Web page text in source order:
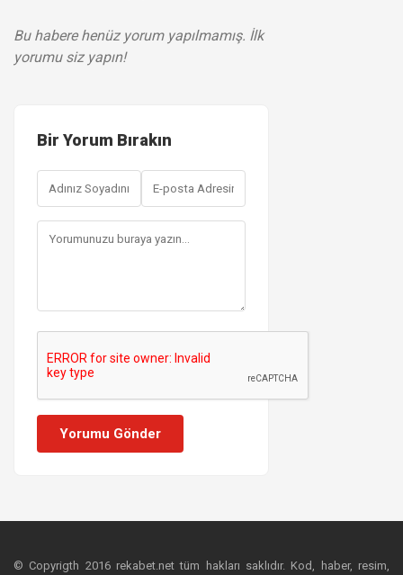
Bu habere henüz yorum yapılmamış. İlk
yorumu siz yapın!
Bir Yorum Bırakın
Yorumu Gönder
© Copyrigth 2016 rekabet.net tüm hakları saklıdır. Kod, haber, resim,